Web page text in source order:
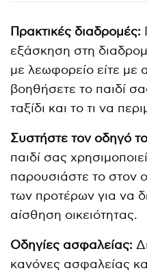
Πρακτικές διαδρομές:
εξάσκηση στη
με λεωφορείο είτε με
βοηθήσετε το παιδί
ταξίδι και το τι να
Συστήστε τον οδηγό
παιδί σας
παρουσιάστε το στον
των προτέρων για να
αίσθηση οικειότητας.
Οδηγίες ασφαλείας:
κανόνες ασφαλείας